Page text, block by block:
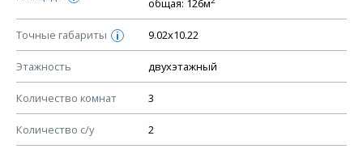
общая: 126м
Точные габариты i 9.02х10.22
Этажность двухэтажный
Количество комнат 3
Количество с/у 2
Спецификация материалов стен
Схема расположения лаг чердака (если есть)
Схема расположения элементов стропил
Спецификация элементов стропил
Устройство стропильной системы
Узлы устройства кровли